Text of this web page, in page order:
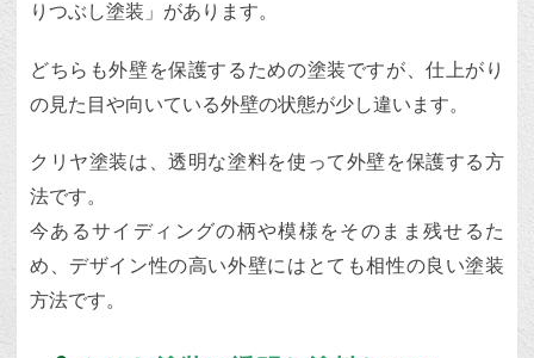
りつぶし塗装」があります。
どちらも外壁を保護するための塗装ですが、仕上がり
の見た目や向いている外壁の状態が少し違います。
クリヤ塗装は、透明な塗料を使って外壁を保護する方
法です。
今あるサイディングの柄や模様をそのまま残せるた
め、デザイン性の高い外壁にはとても相性の良い塗装
方法です。